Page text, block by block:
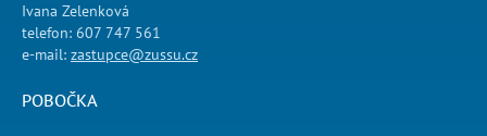
Ivana Zelenková
telefon: 607 747 561
e-mail: zastupce@zussu.cz
POBOČKA